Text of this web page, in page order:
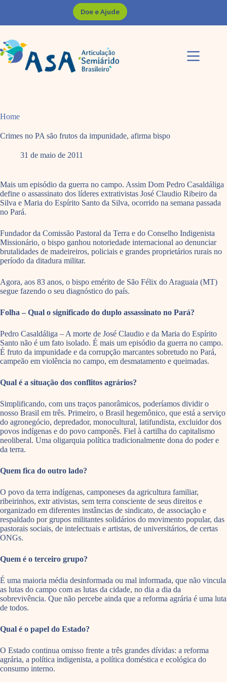
Doe e Ajude
Home
Crimes no PA são frutos da impunidade, afirma bispo
31 de maio de 2011
Mais um episódio da guerra no campo. Assim Dom Pedro Casaldáliga
define o assassinato dos líderes extrativistas José Claudio Ribeiro da
Silva e Maria do Espírito Santo da Silva, ocorrido na semana passada
no Pará.
Fundador da Comissão Pastoral da Terra e do Conselho Indigenista
Missionário, o bispo ganhou notoriedade internacional ao denunciar
brutalidades de madeireiros, policiais e grandes proprietários rurais no
período da ditadura militar.
Agora, aos 83 anos, o bispo emérito de São Félix do Araguaia (MT)
segue fazendo o seu diagnóstico do país.
Folha – Qual o significado do duplo assassinato no Pará?
Pedro Casaldáliga – A morte de José Claudio e da Maria do Espírito
Santo não é um fato isolado. É mais um episódio da guerra no campo.
É fruto da impunidade e da corrupção marcantes sobretudo no Pará,
campeão em violência no campo, em desmatamento e queimadas.
Qual é a situação dos conflitos agrários?
Simplificando, com uns traços panorâmicos, poderíamos dividir o
nosso Brasil em três. Primeiro, o Brasil hegemônico, que está a serviço
do agronegócio, depredador, monocultural, latifundista, excluidor dos
povos indígenas e do povo camponês. Fiel à cartilha do capitalismo
neoliberal. Uma oligarquia política tradicionalmente dona do poder e
da terra.
Quem fica do outro lado?
O povo da terra indígenas, camponeses da agricultura familiar,
ribeirinhos, extr ativistas, sem terra consciente de seus direitos e
organizado em diferentes instâncias de sindicato, de associação e
respaldado por grupos militantes solidários do movimento popular, das
pastorais sociais, de intelectuais e artistas, de universitários, de certas
ONGs.
Quem é o terceiro grupo?
É uma maioria média desinformada ou mal informada, que não vincula
as lutas do campo com as lutas da cidade, no dia a dia da
sobrevivência. Que não percebe ainda que a reforma agrária é uma luta
de todos.
Qual é o papel do Estado?
O Estado continua omisso frente a três grandes dívidas: a reforma
agrária, a política indigenista, a política doméstica e ecológica do
consumo interno.